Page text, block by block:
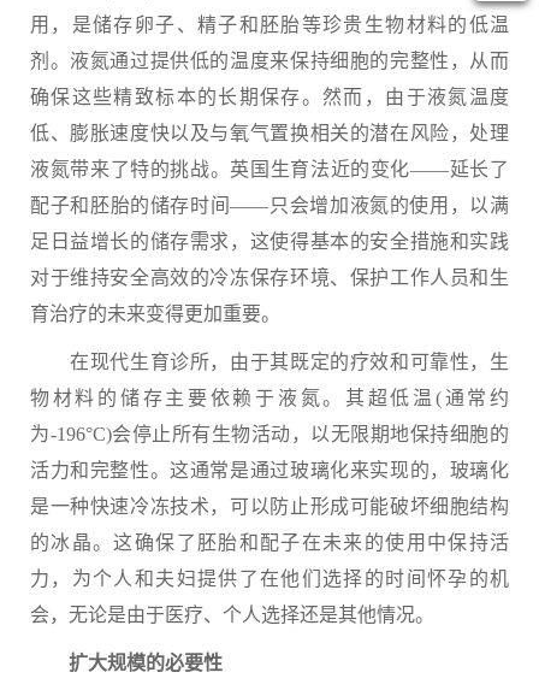
用，是储存卵子、精子和胚胎等珍贵生物材料的低温
剂。液氮通过提供低的温度来保持细胞的完整性，从而
确保这些精致标本的长期保存。然而，由于液氮温度
低、膨胀速度快以及与氧气置换相关的潜在风险，处理
液氮带来了特的挑战。英国生育法近的变化——延长了
配子和胚胎的储存时间——只会增加液氮的使用，以满
足日益增长的储存需求，这使得基本的安全措施和实践
对于维持安全高效的冷冻保存环境、保护工作人员和生
育治疗的未来变得更加重要。
在现代生育诊所，由于其既定的疗效和可靠性，生
物材料的储存主要依赖于液氮。其超低温(通常约
为-196°C)会停止所有生物活动，以无限期地保持细胞的
活力和完整性。这通常是通过玻璃化来实现的，玻璃化
是一种快速冷冻技术，可以防止形成可能破坏细胞结构
的冰晶。这确保了胚胎和配子在未来的使用中保持活
力，为个人和夫妇提供了在他们选择的时间怀孕的机
会，无论是由于医疗、个人选择还是其他情况。
扩大规模的必要性